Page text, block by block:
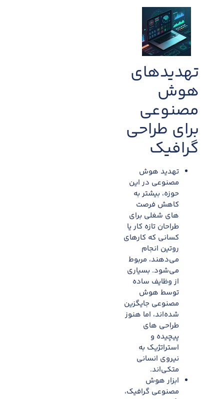
تهدیدهای
هوش
مصنوعی
برای طراحی
گرافیک
تهدید هوش
مصنوعی در این
حوزه، بیشتر به
کاهش فرصت
های شغلی برای
طراحان تازه کار یا
کسانی که کارهای
روتین انجام
می‌دهند، مربوط
می‌شود. بسیاری
از وظایف ساده
توسط هوش
مصنوعی جایگزین
شده‌اند، اما هنوز
طراحی های
پیچیده و
استراتژیک به
نیروی انسانی
متکی‌اند.​
ابزار هوش
مصنوعی گرافیک،